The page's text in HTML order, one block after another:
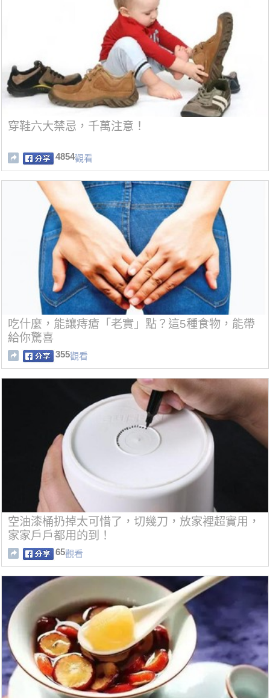
穿鞋六大禁忌，千萬注意！
4854觀看
吃什麼，能讓痔瘡「老實」點？這5種食物，能帶
給你驚喜
355觀看
空油漆桶扔掉太可惜了，切幾刀，放家裡超實用，
家家戶戶都用的到！
65觀看